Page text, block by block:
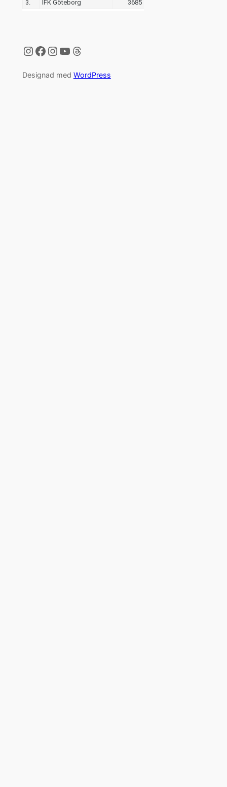
Instagram
Facebook
Instagram
YouTube
Threads
Designad med WordPress